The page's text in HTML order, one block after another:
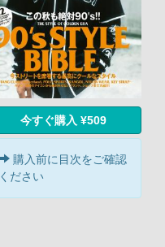
今すぐ購入 ¥509
購入前に目次をご確認
ください